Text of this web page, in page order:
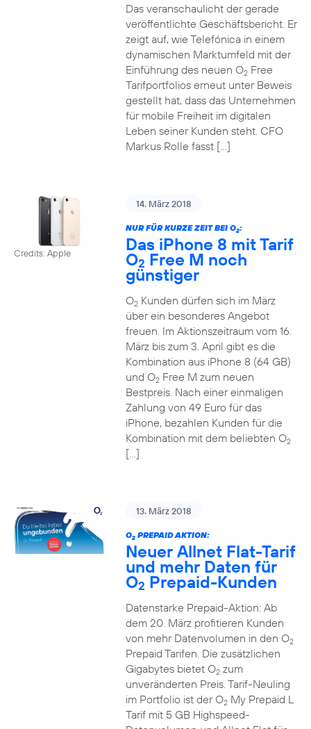
Das veranschaulicht der gerade
veröffentlichte Geschäftsbericht. Er
zeigt auf, wie Telefónica in einem
dynamischen Marktumfeld mit der
Einführung des neuen O2Free
Tarifportfolios erneut unter Beweis
gestellt hat, dass das Unternehmen
für mobile Freiheit im digitalen
Leben seiner Kunden steht. CFO
Markus Rolle fasst […]
Credits: Apple
14. März 2018
NUR FÜR KURZE ZEIT BEI O2:
Das iPhone 8 mit Tarif
O2 Free M noch
günstiger
O2Kunden dürfen sich im März
über ein besonderes Angebot
freuen. Im Aktionszeitraum vom 16.
März bis zum 3. April gibt es die
Kombination aus iPhone 8 (64 GB)
und O2Free M zum neuen
Bestpreis. Nach einer einmaligen
Zahlung von 49 Euro für das
iPhone, bezahlen Kunden für die
Kombination mit dem beliebten O2
[…]
13. März 2018
O2PREPAID AKTION:
Neuer Allnet Flat-Tarif
und mehr Daten für
O2 Prepaid-Kunden
Datenstarke Prepaid-Aktion: Ab
dem 20. März profitieren Kunden
von mehr Datenvolumen in den O2
Prepaid Tarifen. Die zusätzlichen
Gigabytes bietet O2zum
unveränderten Preis. Tarif-Neuling
im Portfolio ist der O2My Prepaid L
Tarif mit 5 GB Highspeed-